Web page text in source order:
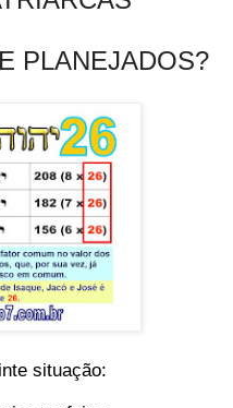
PLANEJADOS?
situação: